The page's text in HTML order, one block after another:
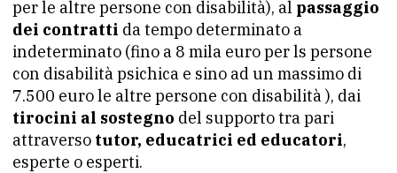
per le altre persone con disabilità), al passaggio
dei contratti da tempo determinato a
indeterminato (fino a 8 mila euro per ls persone
con disabilità psichica e sino ad un massimo di
7.500 euro le altre persone con disabilità ), dai
tirocini al sostegno del supporto tra pari
attraverso tutor, educatrici ed educatori,
esperte o esperti.